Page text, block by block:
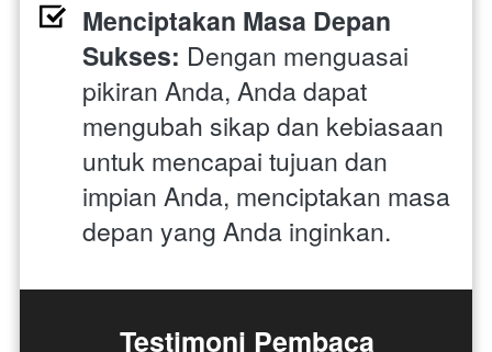
Menciptakan Masa Depan
Sukses: Dengan menguasai
pikiran Anda, Anda dapat
mengubah sikap dan kebiasaan
untuk mencapai tujuan dan
impian Anda, menciptakan masa
depan yang Anda inginkan.
Testimoni Pembaca